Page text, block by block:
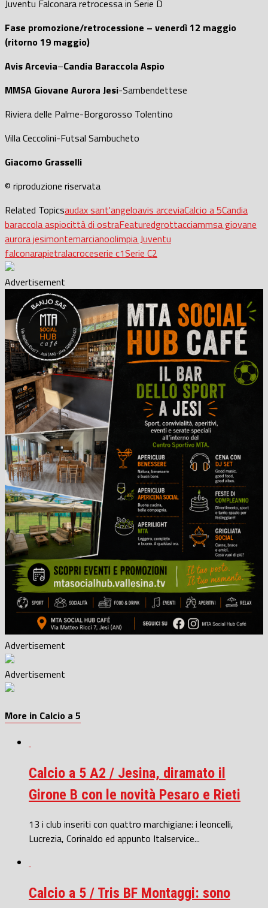
Juventu Falconara retrocessa in Serie D
Fase promozione/retrocessione – venerdì 12 maggio
(ritorno 19 maggio)
Avis Arcevia–Candia Baraccola Aspio
MMSA Giovane Aurora Jesi-Sambendettese
Riviera delle Palme-Borgorosso Tolentino
Villa Ceccolini-Futsal Sambucheto
Giacomo Grasselli
© riproduzione riservata
Related Topicsaudax sant'angeloavis arceviaCalcio a 5Candia
baraccola aspiocittà di ostraFeaturedgrottacciammsa giovane
aurora jesimontemarcianoolimpia Juventu
falconarapietralacroceserie c1Serie C2
Advertisement
Advertisement
Advertisement
More in Calcio a 5
Calcio a 5 A2 / Jesina, diramato il
Girone B con le novità Pesaro e Rieti
13 i club inseriti con quattro marchigiane: i leoncelli,
Lucrezia, Corinaldo ed appunto Italservice...
Calcio a 5 / Tris BF Montaggi: sono